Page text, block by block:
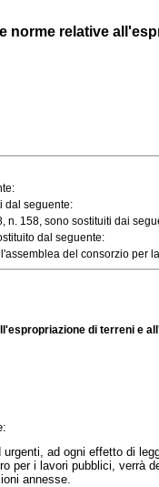
norme relative
dal seguente:
158, sono sostituiti dai
dal seguente:
del consorzio per
di terreni e
ad ogni effetto di
i lavori pubblici, verrà
annesse.